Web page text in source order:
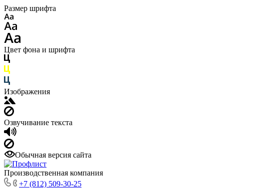
Размер шрифта
Цвет фона и шрифта
Изображения
Озвучивание текста
Обычная версия сайта
Производственная компания
+7 (812) 509-30-25